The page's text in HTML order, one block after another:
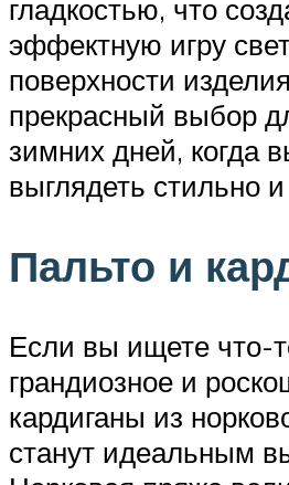
гладкостью, что
эффектную игру
поверхности
прекрасный выбор
зимних дней, когда
выглядеть стильно и
Пальто и
Если вы ищете что-
грандиозное и
кардиганы из
станут идеальным